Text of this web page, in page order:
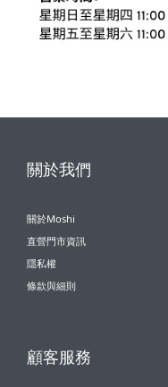
關於我們
關於Moshi
直營門市資訊
隱私權
條款與細則
顧客服務